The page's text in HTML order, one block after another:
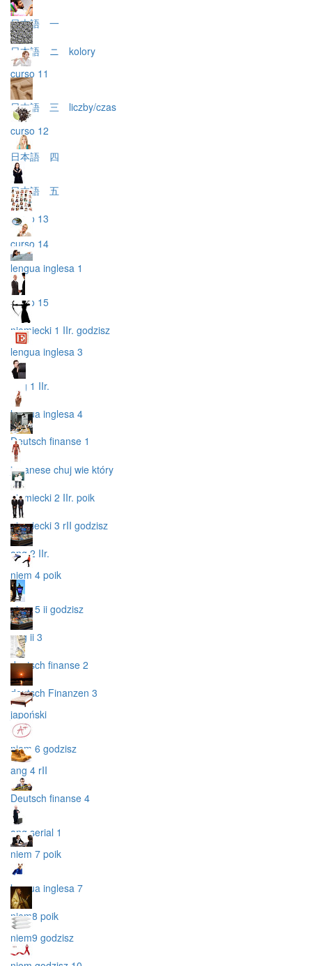
日本語 一
日本語 ニ kolory
curso 11
日本語 三 liczby/czas
curso 12
日本語 四
日本語 五
curso 13
curso 14
lengua inglesa 1
curso 15
niemiecki 1 IIr. godzisz
lengua inglesa 3
ang 1 IIr.
lengua inglesa 4
Deutsch finanse 1
japanese chuj wie który
niemiecki 2 IIr. poik
niemiecki 3 rII godzisz
ang 2 IIr.
niem 4 poik
niem 5 ii godzisz
ang ii 3
deutsch finanse 2
deutsch Finanzen 3
japoński
niem 6 godzisz
ang 4 rII
Deutsch finanse 4
ang serial 1
niem 7 poik
lengua inglesa 7
niem8 poik
niem9 godzisz